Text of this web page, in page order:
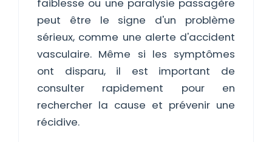
faiblesse ou une paralysie passagère
peut être le signe d'un problème
sérieux, comme une alerte d'accident
vasculaire. Même si les symptômes
ont disparu, il est important de
consulter rapidement pour en
rechercher la cause et prévenir une
récidive.